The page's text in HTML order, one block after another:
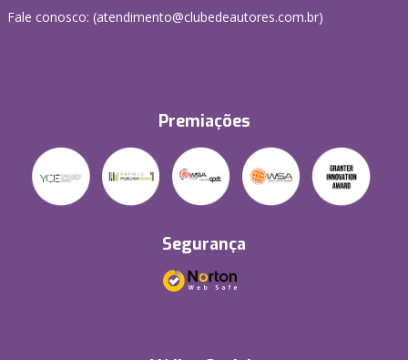
Fale conosco: (atendimento@clubedeautores.com.br)
Premiações
Segurança